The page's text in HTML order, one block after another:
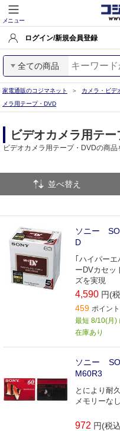
メニュー
ログイン/新規会員登録
全ての商品
家電通販のコジマネット カメラ・ビデ
メラ用テープ・DVD
ビデオカメラ用テ
ビデオカメラ用テープ・DVDの商品
並べ替え
ソニー
D
｢ハイパー
ーDVカセッ
ズを実現
4,590 円(
459 ポイン
最短 8/10(月)
在庫あり
ソニー
M60R3
とにより耐
メモリーな
972 円(税